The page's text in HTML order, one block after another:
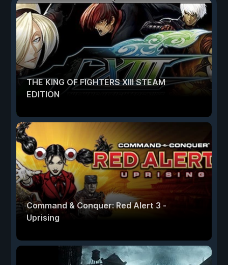
THE KING OF FIGHTERS XIII STEAM
EDITION
Command & Conquer: Red Alert 3 -
Uprising